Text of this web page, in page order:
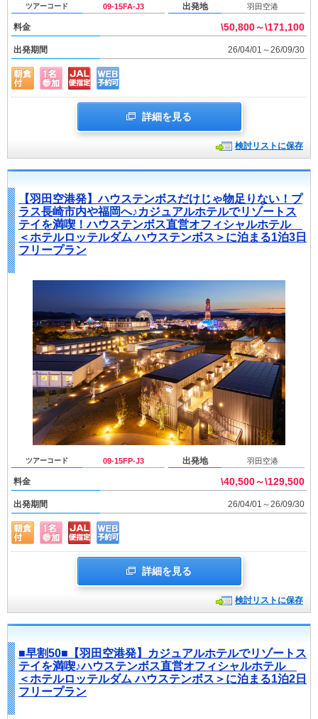
ツアーコード 09-15FA-J3 出発地 羽田空港
料金 \50,800～\171,100
出発期間 26/04/01～26/09/30
詳細を見る
検討リストに保存
【羽田空港発】ハウステンボスだけじゃ物足りない！プ
ラス長崎市内や福岡へ♪カジュアルホテルでリゾートス
テイを満喫！ハウステンボス直営オフィシャルホテル
＜ホテルロッテルダム ハウステンボス＞に泊まる1泊3日
フリープラン
ツアーコード 09-15FP-J3 出発地 羽田空港
料金 \40,500～\129,500
出発期間 26/04/01～26/09/30
詳細を見る
検討リストに保存
■早割50■【羽田空港発】カジュアルホテルでリゾートス
テイを満喫♪ハウステンボス直営オフィシャルホテル
＜ホテルロッテルダム ハウステンボス＞に泊まる1泊2日
フリープラン